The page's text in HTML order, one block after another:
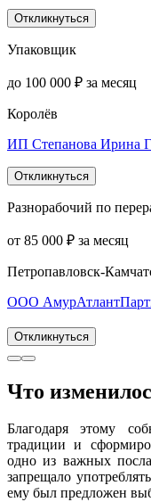
Откликнуться
Упаковщик
до 100 000 ₽ за месяц
Королёв
ИП Степанова Ирина
Откликнуться
Разнорабочий по
от 85 000 ₽ за месяц
Петропавловск-
ООО
Откликнуться
Что
Благодаря этому
традиции и
одно из важных
запрещало
ему был предложен